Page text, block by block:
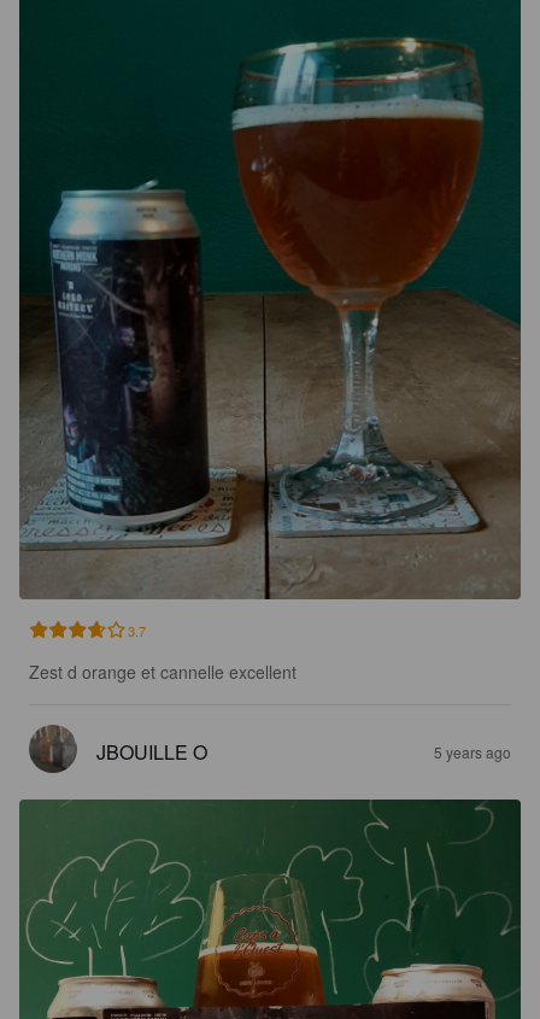
3.7
Zest d orange et cannelle excellent
JBOUILLE O 5 years ago